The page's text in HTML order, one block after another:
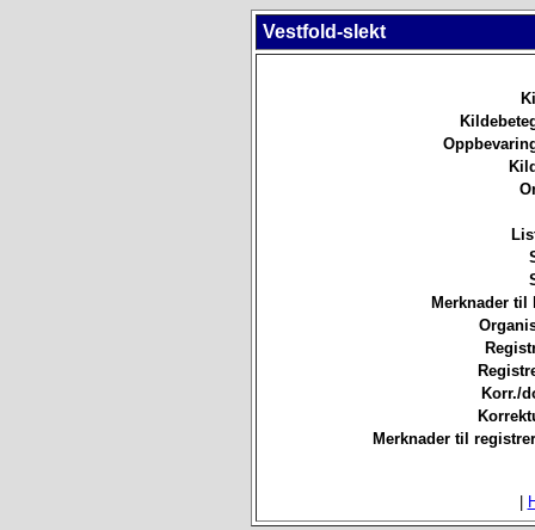
Vestfold-slekt
Merknader til
Korr./
Merknader til